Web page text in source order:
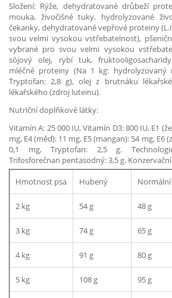
Složení: Rýže, dehydratované drůbeží
mouka, živočišné tuky, hydrolyzované
čekanky, dehydratované vepřové proteiny
svou velmi vysokou vstřebatelnost),
vybrané pro svou velmi vysokou
sójový olej, rybí tuk,
mléčné proteiny (Na 1 kg: hydrolyzovaný
Tryptofan: 2,8 g), olej z brutnáku
lékařského (zdroj luteinu).
Nutriční doplňkové látky:
Vitamín A: 25 000 IU, Vitamín D3: 800 IU, E1
mg, E4 (měď): 11 mg, E5 (mangan): 54 mg, E6
0,1 mg, Tryptofan: 2,5 g.
Trifosforečnan pentasodný: 3,5 g.
Hmotnost psa
Hubený Normální
2 kg 54 g 48 g
3 kg 74 g 65 g
4 kg 91 g 80 g
5 kg 108 g 95 g